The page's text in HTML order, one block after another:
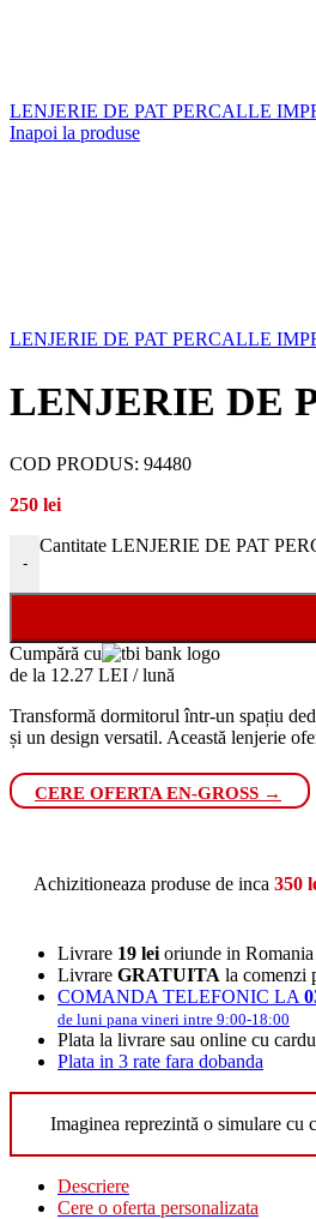
LENJERIE DE PAT PERCALLE
Inapoi la produse
LENJERIE DE PAT PERCALLE
LENJERIE DE
COD PRODUS: 94480
250 lei
-
Cantitate LENJERIE DE PAT
Cumpără cu
de la 12.27 LEI / lună
Transformă dormitorul într-un spațiu
și un design versatil. Această lenjerie
CERE OFERTA EN-GROSS →
Achizitioneaza produse de inca 350
Livrare 19 lei oriunde in Romania
Livrare GRATUITA la comenzi
COMANDA TELEFONIC LA
de luni pana vineri intre 9:00-18:00
Plata la livrare sau online cu
Plata in 3 rate fara dobanda
Imaginea reprezintă o simulare
Descriere
Cere o oferta personalizata